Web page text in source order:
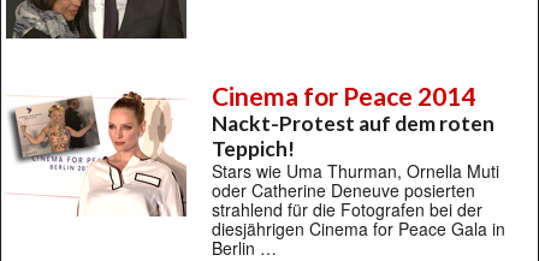
Cinema for Peace 2014
Nackt-Protest auf dem roten
Teppich!
Stars wie Uma Thurman, Ornella Muti
oder Catherine Deneuve posierten
strahlend für die Fotografen bei der
diesjährigen Cinema for Peace Gala in
Berlin …